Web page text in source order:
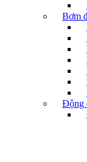
Bơm
Động